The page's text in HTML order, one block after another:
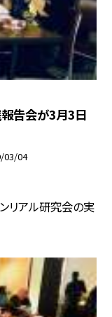
告会が3月3日
03/04
ンリアル研究会の実